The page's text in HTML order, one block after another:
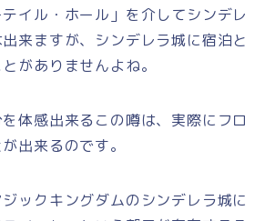
イル・ホール」を介してシンデレ
来ますが、シンデレラ城に宿泊と
がありませんよね。
体感出来るこの噂は、実際にフロ
出来るのです。
ックキングダムのシンデレラ城に